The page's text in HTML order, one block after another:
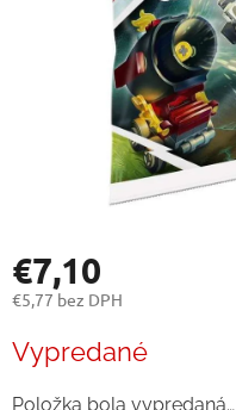
€7,10
€5,77 bez DPH
cena:
Vypredané
Položka bola vypredaná…